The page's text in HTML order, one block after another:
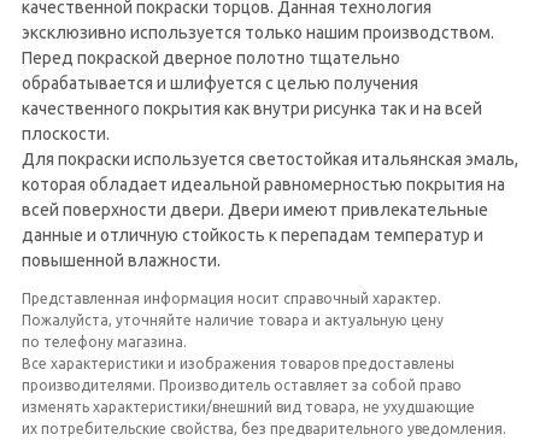
качественной покраски торцов. Данная технология
эксклюзивно используется только нашим производством.
Перед покраской дверное полотно тщательно
обрабатывается и шлифуется с целью получения
качественного покрытия как внутри рисунка так и на всей
плоскости.
Для покраски используется светостойкая итальянская эмаль,
которая обладает идеальной равномерностью покрытия на
всей поверхности двери. Двери имеют привлекательные
данные и отличную стойкость к перепадам температур и
повышенной влажности.
Представленная информация носит справочный характер.
Пожалуйста, уточняйте наличие товара и актуальную цену
по телефону магазина.
Все характеристики и изображения товаров предоставлены
производителями. Производитель оставляет за собой право
изменять характеристики/внешний вид товара, не ухудшающие
их потребительские свойства, без предварительного уведомления.